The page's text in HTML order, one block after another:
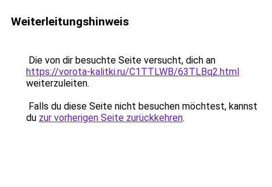
Weiterleitungshinweis
Die von dir besuchte Seite versucht, dich an
https://vorota-kalitki.ru/C1TTLWB/63TLBq2.html
weiterzuleiten.
Falls du diese Seite nicht besuchen möchtest, kannst
du zur vorherigen Seite zurückkehren.